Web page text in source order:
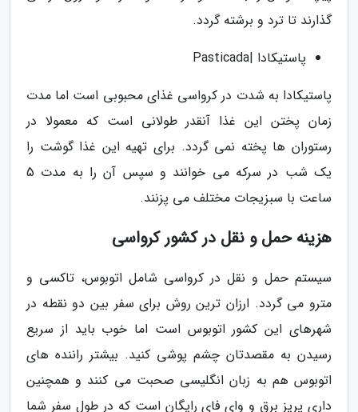
گذارند تا ترد و برشته گردد.
پاستیکادا |Pasticada
پاستیکادا به شدت در کرواسی غذای محبوبی است اما مدت
زمان پختن این غذا آنقدر طولانی است که معمولا در
رستوران ها پخته نمی گردد. برای تهیه این غذا گوشت را
یک شب در سرکه می خوانند و سپس آن را به مدت 5
ساعت با سبزیجات مختلف می پزنند.
هزینه حمل و نقل در کشور کرواسی
سیستم حمل و نقل در کرواسی شامل اتوبوس، تاکسی و
مترو می گردد. ارزان ترین روش برای سفر بین دو نقطه در
شهرهای این کشور اتوبوس است اما خوب باید از سریع
رسیدن به مقصدتان چشم پوشی کنید. بیشتر راننده های
اتوبوس هم به زبان انگلیسی صحبت می کنند و همچنین
داری پریز برق و وای فای رایگان است که در طول سفر شما